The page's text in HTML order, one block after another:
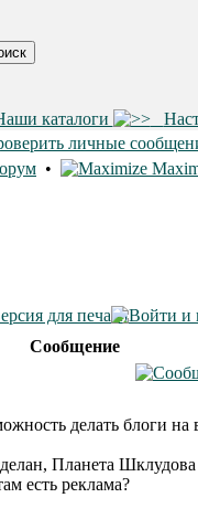
каталоги
•
Сообщение
делать блоги
Планета Шклудова
есть реклама?